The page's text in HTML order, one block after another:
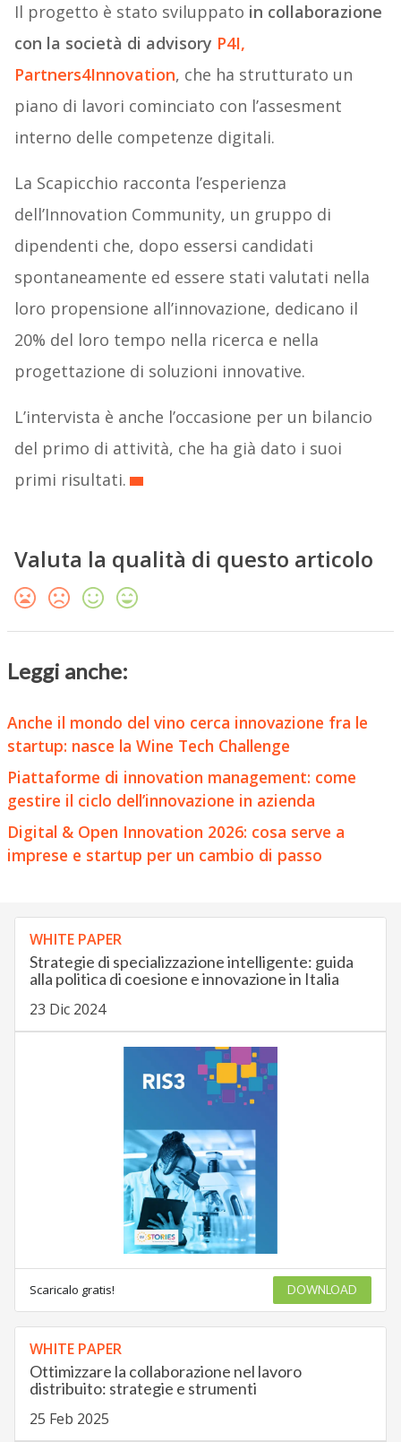
Il progetto è stato sviluppato in collaborazione
con la società di advisory P4I,
Partners4Innovation, che ha strutturato un
piano di lavori cominciato con l’assesment
interno delle competenze digitali.
La Scapicchio racconta l’esperienza
dell’Innovation Community, un gruppo di
dipendenti che, dopo essersi candidati
spontaneamente ed essere stati valutati nella
loro propensione all’innovazione, dedicano il
20% del loro tempo nella ricerca e nella
progettazione di soluzioni innovative.
L’intervista è anche l’occasione per un bilancio
del primo di attività, che ha già dato i suoi
primi risultati.
Valuta la qualità di questo articolo
Leggi anche:
Anche il mondo del vino cerca innovazione fra le
startup: nasce la Wine Tech Challenge
Piattaforme di innovation management: come
gestire il ciclo dell’innovazione in azienda
Digital & Open Innovation 2026: cosa serve a
imprese e startup per un cambio di passo
WHITE PAPER
Strategie di specializzazione intelligente: guida
alla politica di coesione e innovazione in Italia
23 Dic 2024
Scaricalo gratis! DOWNLOAD
WHITE PAPER
Ottimizzare la collaborazione nel lavoro
distribuito: strategie e strumenti
25 Feb 2025